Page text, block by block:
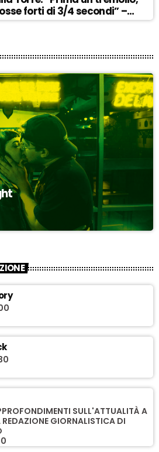
forti di 3/4 secondi” –
SULL'ATTUALITÀ A
REDAZIONE GIORNALISTICA DI